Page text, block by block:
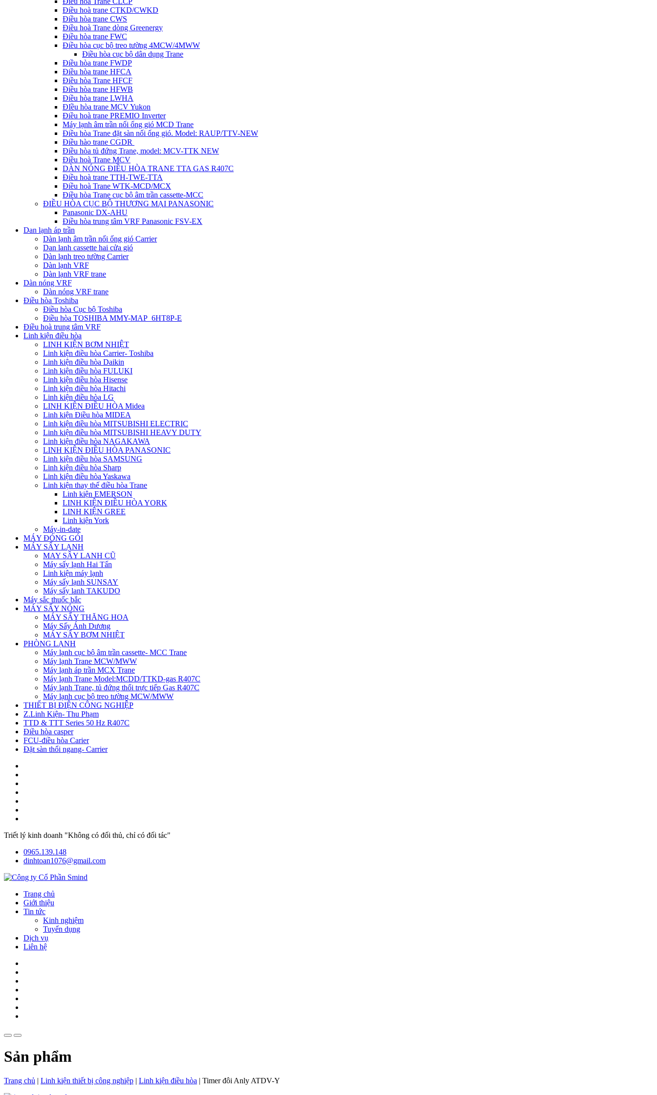
Điều hoà trane CTKD/CWKD
Điều hòa trane CWS
Điều hoà Trane dòng Greenergy
Điều hòa trane FWC
Điều hòa cục bộ treo tường 4MCW/4MWW
Điều hòa cục bộ dân dụng Trane
Điều hòa trane FWDP
Điều hòa trane HFCA
Điều hòa Trane HFCF
Điều hòa trane HFWB
Điều hòa trane LWHA
ĐIều hòa trane MCV Yukon
Điều hoà trane PREMIO Inverter
Máy lạnh âm trần nối ống gió MCD Trane
Điều hòa Trane đặt sàn nối ống gió. Model: RAUP/TTV-NEW
Điều hào trane CGDR
Điều hòa tủ đứng Trane, model: MCV-TTK NEW
Điều hoà Trane MCV
DÀN NÓNG ĐIỀU HÒA TRANE TTA GAS R407C
Điều hoà trane TTH-TWE-TTA
Điều hoà Trane WTK-MCD/MCX
Điều hòa Trane cục bộ âm trần cassette-MCC
ĐIỀU HÒA CỤC BỘ THƯƠNG MẠI PANASONIC
Panasonic DX-AHU
Điều hòa trung tâm VRF Panasonic FSV-EX
Dan lạnh áp trần
Dàn lạnh âm trần nối ống gió Carrier
Dan lanh cassette hai cửa gió
Dàn lạnh treo tường Carrier
Dàn lạnh VRF
Dàn lạnh VRF trane
Dàn nóng VRF
Dàn nóng VRF trane
Điều hòa Toshiba
Điều hòa Cục bộ Toshiba
Điều hòa TOSHIBA MMY-MAP_6HT8P-E
Điều hoà trung tâm VRF
Linh kiện điều hòa
LINH KIỆN BƠM NHIỆT
Linh kiện điều hòa Carrier- Toshiba
Linh kiện điều hòa Daikin
Linh kiện điều hòa FULUKI
Linh kiện điều hòa Hisense
Linh kiện điều hòa Hitachi
Linh kiện điều hòa LG
LINH KIỆN ĐIỀU HÒA Midea
Linh kiện Điều hòa MIDEA
Linh kiện điều hòa MITSUBISHI ELECTRIC
Linh kiện điều hòa MITSUBISHI HEAVY DUTY
Linh kiện điều hòa NAGAKAWA
LINH KIỆN ĐIỀU HÒA PANASONIC
Linh kiện điều hòa SAMSUNG
Linh kiện điều hòa Sharp
Linh kiện điều hòa Yaskawa
Linh kiện thay thế điều hòa Trane
Linh kiện EMERSON
LINH KIỆN ĐIỀU HÒA YORK
LINH KIỆN GREE
Linh kiện York
Máy-in-date
MÁY ĐÓNG GÓI
MÁY SẤY LẠNH
MAY SÂY LANH CŨ
Máy sấy lạnh Hai Tấn
Linh kiện máy lạnh
Máy sấy lạnh SUNSAY
Máy sấy lanh TAKUDO
Máy sắc thuốc bắc
MÁY SẤY NÓNG
MÁY SẤY THĂNG HOA
Máy Sấy Ánh Dương
MÁY SẤY BƠM NHIỆT
PHÒNG LẠNH
Máy lạnh cục bộ âm trần cassette- MCC Trane
Máy lạnh Trane MCW/MWW
Máy lạnh áp trần MCX Trane
Máy lạnh Trane Model:MCDD/TTKD-gas R407C
Máy lạnh Trane, tủ đứng thổi trực tiếp Gas R407C
Máy lạnh cục bộ treo tường MCW/MWW
THIẾT BỊ ĐIỆN CÔNG NGHIỆP
Z.Linh Kiện- Thu Phạm
TTD & TTT Series 50 Hz R407C
Điều hòa casper
FCU-điều hòa Carier
Đặt sàn thổi ngang- Carrier
Triết lý kinh doanh "Không có đối thủ, chỉ có đối tác"
0965.139.148
dinhtoan1076@gmail.com
Trang chủ
Giới thiệu
Tin tức
Kinh nghiệm
Tuyển dụng
Dịch vụ
Liên hệ
Sản phẩm
Trang chủ | Linh kiện thiết bị công nghiệp | Linh kiện điều hòa | Timer đôi Anly ATDV-Y